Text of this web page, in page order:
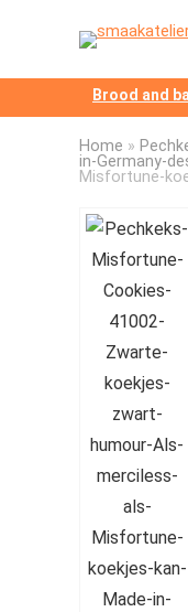
Brood and
Home »
in-Germany-
Misfortune-